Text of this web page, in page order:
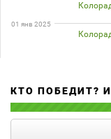
01 янв 2025
КТО ПОБЕДИТ?